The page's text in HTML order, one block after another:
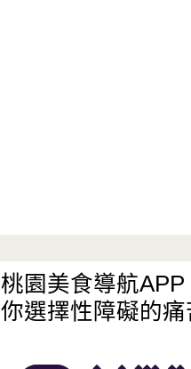
桃園美食導航APP
你選擇性障礙的痛